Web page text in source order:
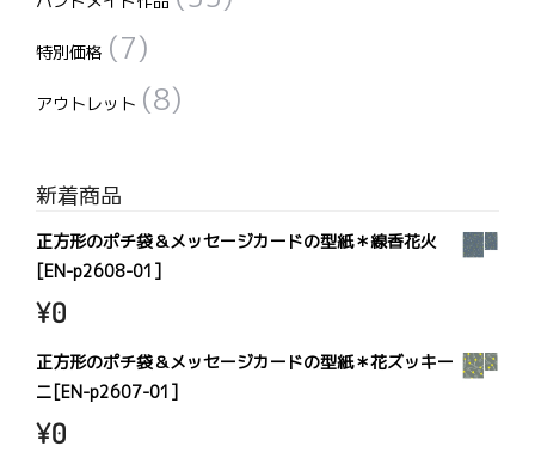
特別価格 (7)
アウトレット (8)
新着商品
正方形のポチ袋＆メッセージカードの型紙＊線香花火
[EN-p2608-01]
¥0
正方形のポチ袋＆メッセージカードの型紙＊花ズッキー
ニ[EN-p2607-01]
¥0